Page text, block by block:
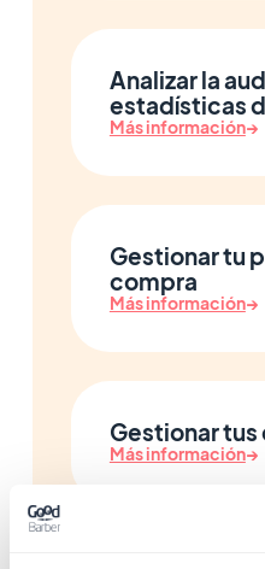
Analizar la
estadísticas
Más información→
Gestionar tu
compra
Más información→
Gestionar
Más información→